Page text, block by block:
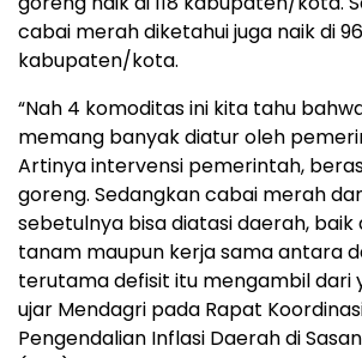
cabai merah diketahui juga naik di 96
kabupaten/kota.
“Nah 4 komoditas ini kita tahu
memang banyak diatur oleh
Artinya intervensi pemerintah,
goreng. Sedangkan cabai merah
sebetulnya bisa diatasi daerah,
tanam maupun kerja sama antara
terutama defisit itu mengambil dari
ujar Mendagri pada Rapat
Pengendalian Inflasi Daerah di